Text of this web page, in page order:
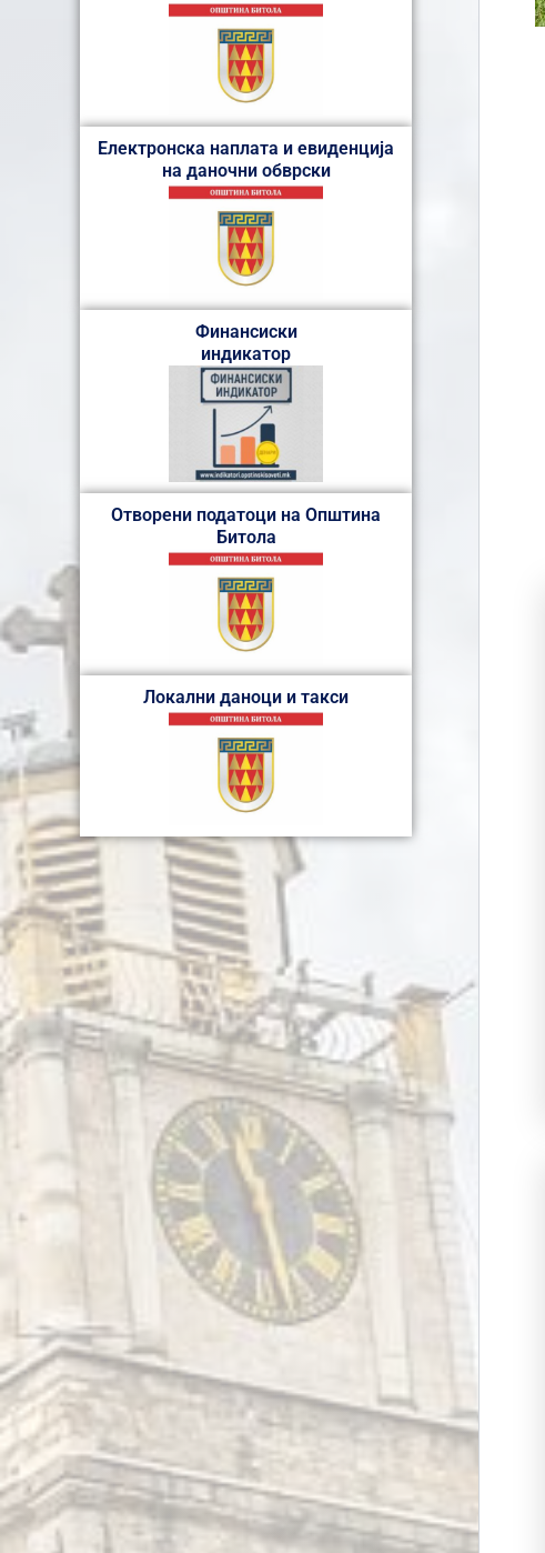
Електронска наплата и евиденција
на даночни обврски
Финансиски
индикатор
Отворени податоци на Општина
Битола
Локални даноци и такси